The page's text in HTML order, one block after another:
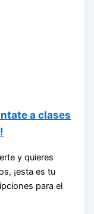
a clases
y quieres
¡esta es tu
para el